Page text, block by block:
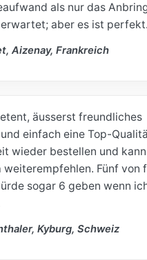
als nur das
aber es ist perfekt.
Aizenay, Frankreich
äusserst freundliches
einfach eine Top-
wieder bestellen und
weiterempfehlen. Fünf von
sogar 6 geben wenn
Kyburg, Schweiz